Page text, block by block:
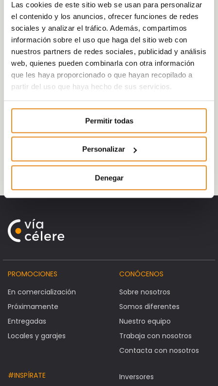
Las cookies de este sitio web se usan para personalizar
el contenido y los anuncios, ofrecer funciones de redes
sociales y analizar el tráfico. Además, compartimos
información sobre el uso que haga del sitio web con
nuestros partners de redes sociales, publicidad y análisis
web, quienes pueden combinarla con otra información
que les haya proporcionado o que hayan recopilado a
partir del uso que haya hecho de sus servicios.
Permitir todas
Personalizar
Denegar
Por su parte Jose Ignacio Morales, apuntaba
a la necesidad de que el nuevo ejecutivo
impulse líneas de financiación alternativas
para que los diferentes colectivos, como los
jóvenes, puedan acceder a la vivienda.
Aunque si en algo han coincidido todos los
integrantes de esta mesa redonda ha sido
en resaltar, como uno de los factores más
importantes, en relación al nuevo gobierno:
Diálogo, diálogo y más diálogo.
No te pierdas nada y escucha el debate
completo ¡dale al play!
PROMOCIONES
En comercialización
Próximamente
Entregadas
Locales y garajes
CONÓCENOS
Sobre nosotros
Somos diferentes
Nuestro equipo
Trabaja con nosotros
Contacta con nosotros
#INSPÍRATE
Inversores